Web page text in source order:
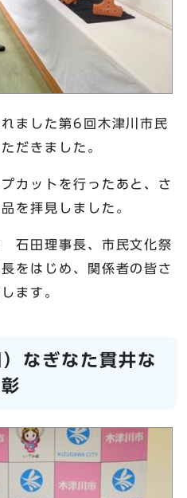
ました第6回木津川市民
だきました。
カットを行ったあと、さ
を拝見しました。
石田理事長、市民文化祭
をはじめ、関係者の皆さ
ます。
なぎなた貫井な